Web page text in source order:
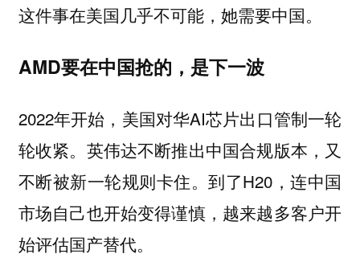
这件事在美国几乎不可能，她需要中国。
AMD要在中国抢的，是下一波
2022年开始，美国对华AI芯片出口管制一轮
轮收紧。英伟达不断推出中国合规版本，又
不断被新一轮规则卡住。到了H20，连中国
市场自己也开始变得谨慎，越来越多客户开
始评估国产替代。